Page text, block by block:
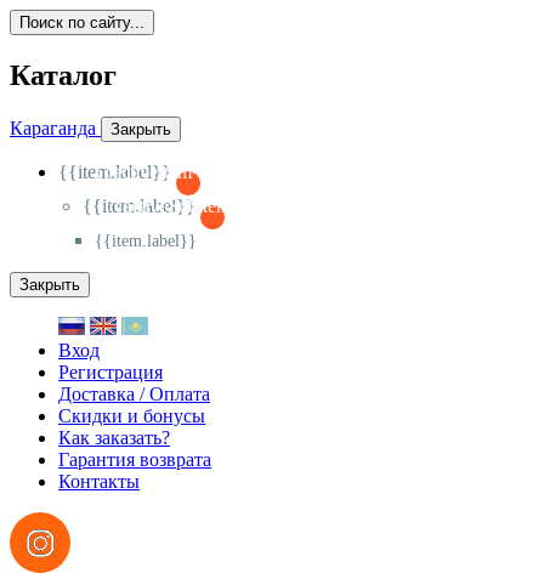
Поиск по сайту...
Каталог
Караганда Закрыть
{{item.label}}
{{activeItem==item.id?'-
{{item.label}}
{{activeSubitem==item.id?'-
{{item.label}}
Закрыть
Вход
Регистрация
Доставка / Оплата
Скидки и бонусы
Как заказать?
Гарантия возврата
Контакты